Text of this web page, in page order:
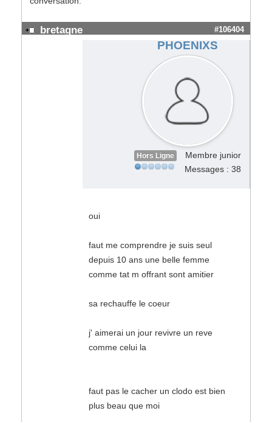
bretagne #106404
PHOENIXS
Hors Ligne
Membre junior
Messages : 38
oui
faut me comprendre je suis seul
depuis 10 ans une belle femme
comme tat m offrant sont amitier
sa rechauffe le coeur
j' aimerai un jour revivre un reve
comme celui la
faut pas le cacher un clodo est bien
plus beau que moi